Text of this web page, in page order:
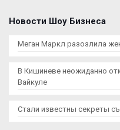
Новости Шоу Бизнеса
Меган Маркл разозлила
В Кишиневе неожиданно
Вайкуле
Стали известны секреты